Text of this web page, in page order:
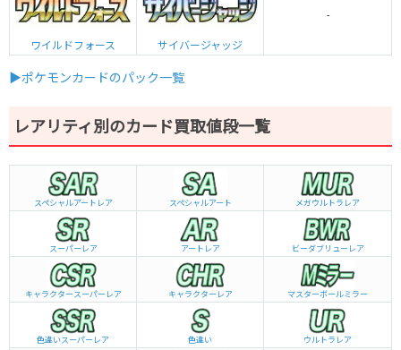
ワイルドフォース サイバージャッジ
-
▶ポケモンカードのパック一覧
レアリティ別のカード買取値段一覧
スペシャルアートレア スペシャルアート メガウルトラレア
スーパーレア アートレア ビーダブリュー レア
キャラクタースーパーレア キャラクターレア マスターボールミラー
色違いスーパーレア 色違い ウルトラレア